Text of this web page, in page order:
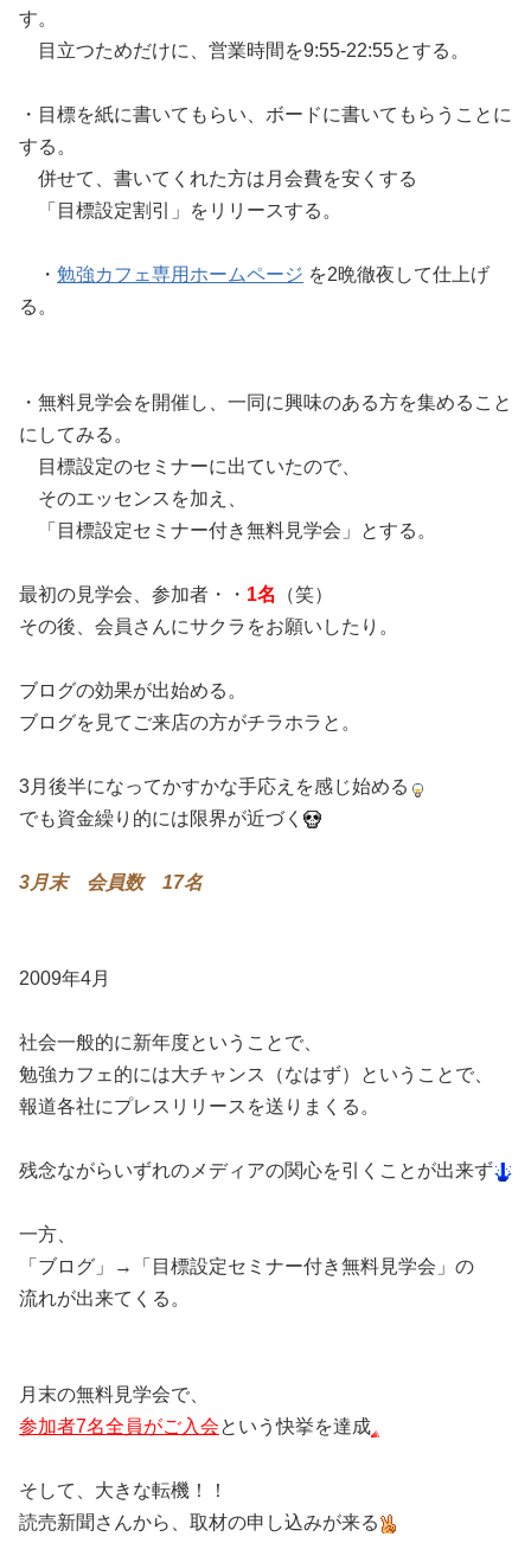
す。
目立つためだけに、営業時間を9:55-22:55とする。
・目標を紙に書いてもらい、ボードに書いてもらうことに
する。
併せて、書いてくれた方は月会費を安くする
「目標設定割引」をリリースする。
・ 勉強カフェ専用ホームページ を2晩徹夜して仕上げ
る。
・無料見学会を開催し、一同に興味のある方を集めること
にしてみる。
目標設定のセミナーに出ていたので、
そのエッセンスを加え、
「目標設定セミナー付き無料見学会」とする。
最初の見学会、参加者・・ 1名
（笑）
その後、会員さんにサクラをお願いしたり。
ブログの効果が出始める。
ブログを見てご来店の方がチラホラと。
3月後半になってかすかな手応えを感じ始める
でも資金繰り的には限界が近づく
3月末 会員数 17名
2009年4月
社会一般的に新年度ということで、
勉強カフェ的には大チャンス（なはず）ということで、
報道各社にプレスリリースを送りまくる。
残念ながらいずれのメディアの関心を引くことが出来ず
一方、
「ブログ」→「目標設定セミナー付き無料見学会」の
流れが出来てくる。
月末の無料見学会で、
参加者7名全員がご入会という快挙を達成
そして、大きな転機！！
読売新聞さんから、取材の申し込みが来る